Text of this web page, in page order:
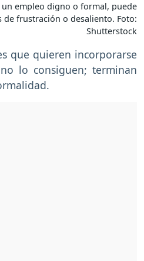
empleo digno o formal, puede
de frustración o desaliento. Foto:
Shutterstock
que quieren incorporarse
lo consiguen; terminan